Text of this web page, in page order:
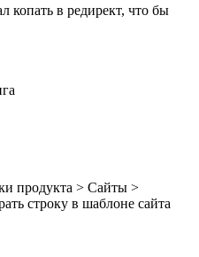
копать в редирект, что бы
продукта > Сайты >
строку в шаблоне сайта